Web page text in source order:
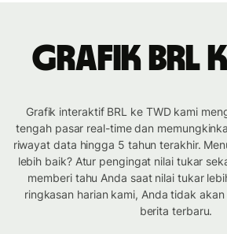
Grafik BRL
Grafik interaktif BRL ke TWD kami
tengah pasar real-time dan
riwayat data hingga 5 tahun terakhir.
lebih baik? Atur pengingat nilai tukar
memberi tahu Anda saat nilai tukar
ringkasan harian kami, Anda tidak
berita terbaru.